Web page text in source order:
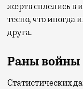
жертв сплелись в
тесно, что иногда
друга.
Раны войны
Статистических